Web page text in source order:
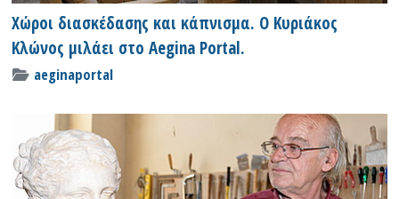
Χώροι διασκέδασης και κάπνισμα. Ο Κυριάκος
Κλώνος μιλάει στο Aegina Portal.
aeginaportal